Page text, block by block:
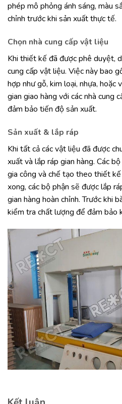
phép mô phỏng ánh sáng, màu
chỉnh trước khi sản xuất thực tế.
Chọn nhà cung cấp vật liệu
Khi thiết kế đã được phê duyệt,
cung cấp vật liệu. Việc này bao
hợp như gỗ, kim loại, nhựa, hoặc
gian giao hàng với các nhà cung
đảm bảo tiến độ sản xuất.
Sản xuất & lắp ráp
Khi tất cả các vật liệu đã được
xuất và lắp ráp gian hàng. Các
gia công và chế tạo theo thiết
xong, các bộ phận sẽ được lắp
gian hàng hoàn chỉnh. Trước khi
kiểm tra chất lượng để đảm bảo